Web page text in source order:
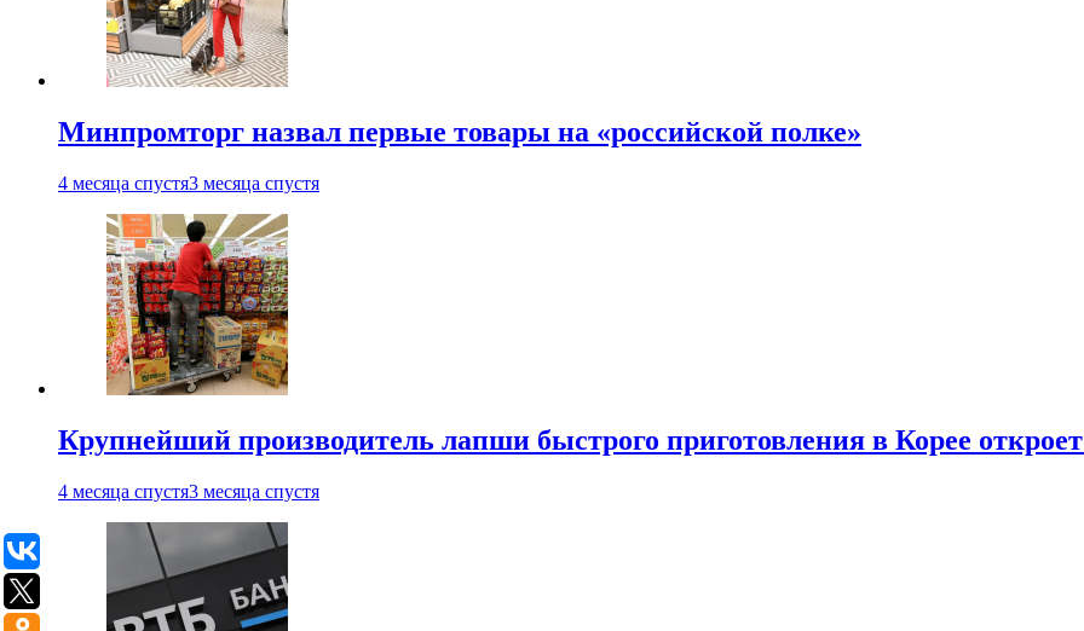
Минпромторг назвал первые товары на «российской полке»
4 месяца спустя3 месяца спустя
Крупнейший производитель лапши быстрого приготовления в Корее
4 месяца спустя3 месяца спустя